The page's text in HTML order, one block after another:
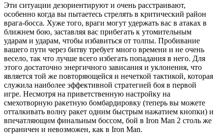
Эти ситуации дезориентируют и очень расстраивают,
особенно когда вы пытаетесь стрелять в критический район
врага-босса. Хуже того, враги могут удержать вас в атаках в
ближнем бою, заставляя вас прибегать к утомительным
ударам и ударам, чтобы избавиться от толпы. Пробивание
вашего пути через битву требует много времени и не очень
весело, так что лучше всего избегать попадания в него. Для
этого достаточно энергичного зависания и уклонения, что
является той же повторяющейся и нечеткой тактикой, которая
служила наиболее эффективной стратегией боя в первой
игре. Несмотря на приветственную настройку на
смехотворную ракетную бомбардировку (теперь вы можете
отталкивать волну ракет одним быстрым нажатием кнопки) и
впечатляющим финальным боссом, бой в Iron Man 2 столь же
ограничен и невозможен, как в Iron Man.